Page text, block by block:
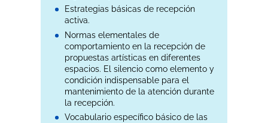
Estrategias básicas de recepción
activa.
Normas elementales de
comportamiento en la recepción de
propuestas artísticas en diferentes
espacios. El silencio como elemento y
condición indispensable para el
mantenimiento de la atención durante
la recepción.
Vocabulario específico básico de las